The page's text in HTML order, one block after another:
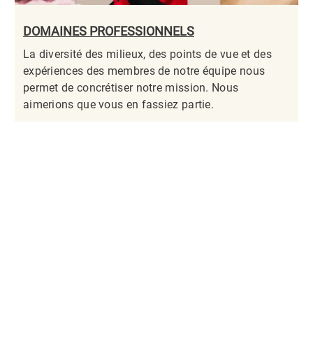
DOMAINES PROFESSIONNELS
La diversité des milieux, des points de vue et des
expériences des membres de notre équipe nous
permet de concrétiser notre mission. Nous
aimerions que vous en fassiez partie.​​​​​​​